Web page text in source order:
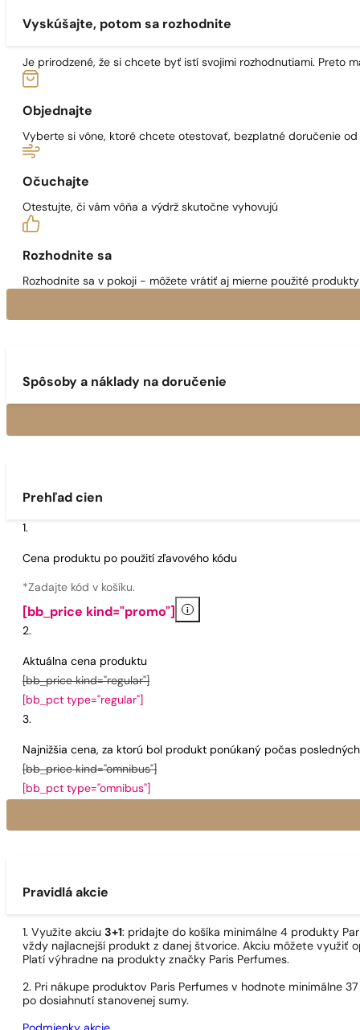
Vyskúšajte, potom sa rozhodnite
Je prirodzené, že si chcete byť istí svojimi rozhodnutiami. Preto
Objednajte
Vyberte si vône, ktoré chcete otestovať, bezplatné doručenie
Očuchajte
Otestujte, či vám vôňa a výdrž skutočne vyhovujú
Rozhodnite sa
Rozhodnite sa v pokoji - môžete vrátiť aj mierne použité
Spôsoby a náklady na doručenie
Prehľad cien
Cena produktu po použití zľavového kódu
*Zadajte kód v košíku.
[bb_price kind="promo"] i
Aktuálna cena produktu
[bb_price kind="regular"]
[bb_pct type="regular"]
Najnižšia cena, za ktorú bol produkt ponúkaný počas
[bb_price kind="omnibus"]
[bb_pct type="omnibus"]
Pravidlá akcie
1. Využite akciu 3+1: pridajte do košíka minimálne 4 produkty
vždy najlacnejší produkt z danej štvorice. Akciu môžete využiť
Platí výhradne na produkty značky Paris Perfumes.
2. Pri nákupe produktov Paris Perfumes v hodnote minimálne
po dosiahnutí stanovenej sumy.